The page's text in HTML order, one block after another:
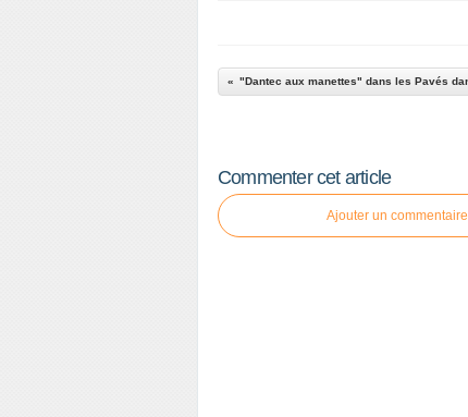
Commenter cet article
Ajouter un commentaire